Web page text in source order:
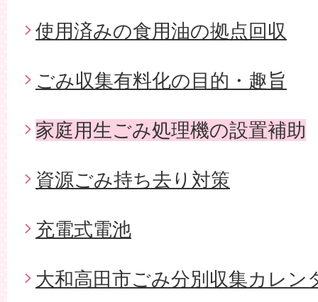
使用済みの食用油の拠点回収
ごみ収集有料化の目的・趣旨
家庭用生ごみ処理機の設置補助
資源ごみ持ち去り対策
充電式電池
大和高田市ごみ分別収集カレン